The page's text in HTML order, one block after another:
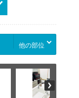
他の部位